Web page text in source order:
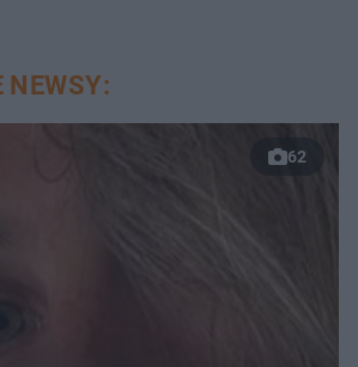
NEWSY:
62